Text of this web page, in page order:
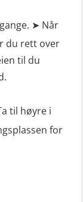
læring
læring
læring
–
på
(LSP103)
➤ Når
du rett over
til du
til høyre i
for